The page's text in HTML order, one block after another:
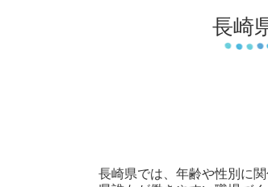
長崎
長崎県では、年齢や性別に